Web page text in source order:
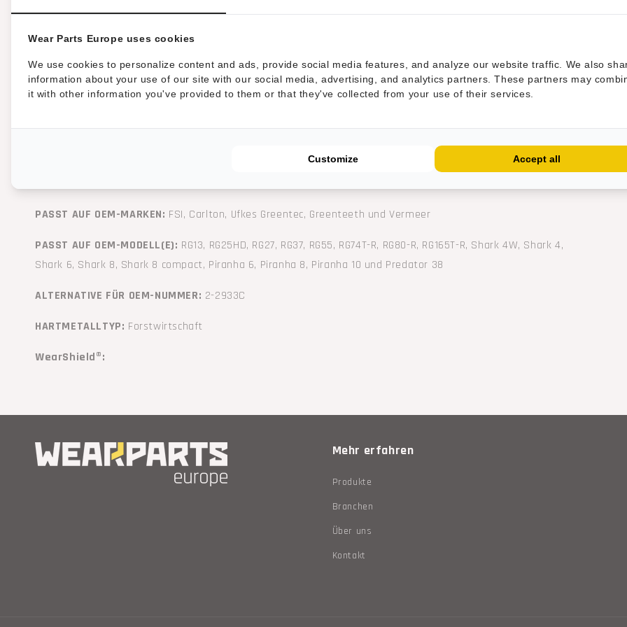
HRT®-Werkzeug passend für Stubbenfräsen von Rayco, FSI, Carlton und
Vermeer. Linkes Werkzeug mit zwei Hartmetallspitzen und zwei
sechseckigen Befestigungslöchern.
PASST AUF OEM-MARKEN: FSI, Carlton, Ufkes Greentec, Greenteeth und Vermeer
PASST AUF OEM-MODELL(E): RG13, RG25HD, RG27, RG37, RG55, RG74T-R, RG80-R, RG165T-R, Shark 4W, Shark 4,
Shark 6, Shark 8, Shark 8 compact, Piranha 6, Piranha 8, Piranha 10 und Predator 38
ALTERNATIVE FÜR OEM-NUMMER: 2-2933C
HARTMETALLTYP: Forstwirtschaft
WearShield®:
Mehr erfahren
Produkte
Branchen
Über uns
Kontakt
Wear Parts Europe uses cookies
We use cookies to personalize content and ads, provide social media features, and analyze our website traffic. We also
information about your use of our site with our social media, advertising, and analytics partners. These partners may
it with other information you've provided to them or that they've collected from your use of their services.
Customize Accept all